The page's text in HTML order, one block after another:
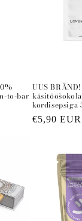
to-bar
UUS
kordisepsiga
Regular
€5,90 EUR